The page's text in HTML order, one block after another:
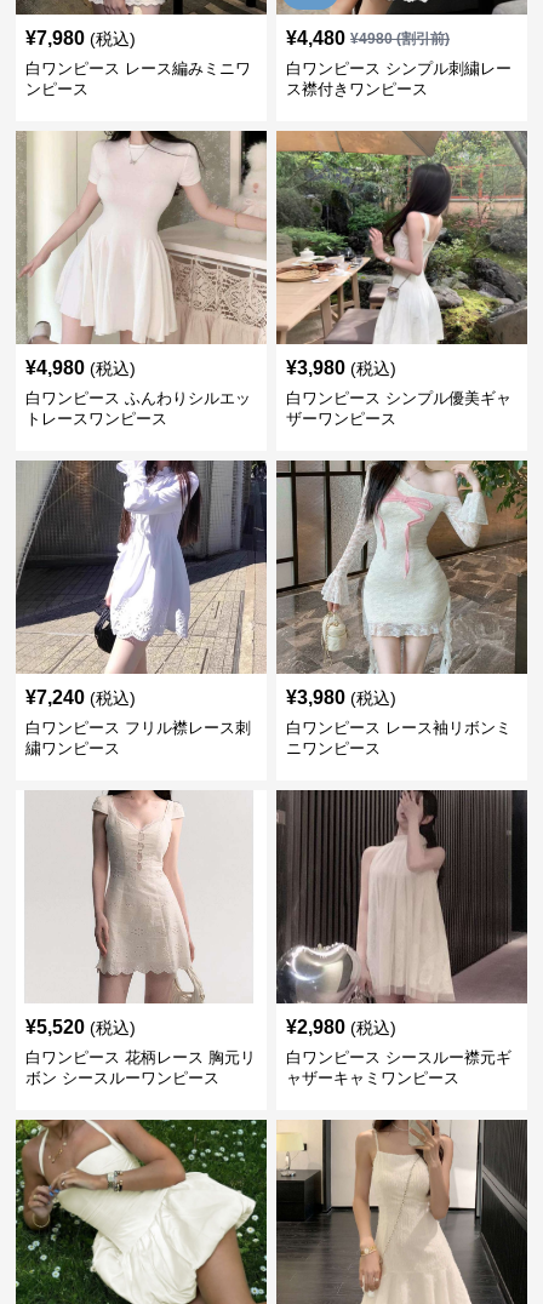
¥7,980 (税込)
白ワンピース レース編みミニワ
ンピース
¥4,480 ¥4980(割引前)
白ワンピース シンプル刺繍レー
ス襟付きワンピース
¥4,980 (税込)
白ワンピース ふんわりシルエッ
トレースワンピース
¥3,980 (税込)
白ワンピース シンプル優美ギャ
ザーワンピース
¥7,240 (税込)
白ワンピース フリル襟レース刺
繍ワンピース
¥3,980 (税込)
白ワンピース レース袖リボンミ
ニワンピース
¥5,520 (税込)
白ワンピース 花柄レース 胸元リ
ボン シースルーワンピース
¥2,980 (税込)
白ワンピース シースルー襟元ギ
ャザーキャミワンピース